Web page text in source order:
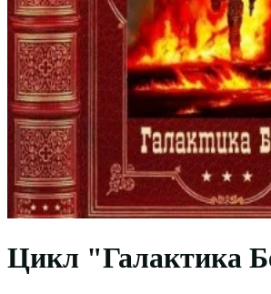
Цикл "Галактика